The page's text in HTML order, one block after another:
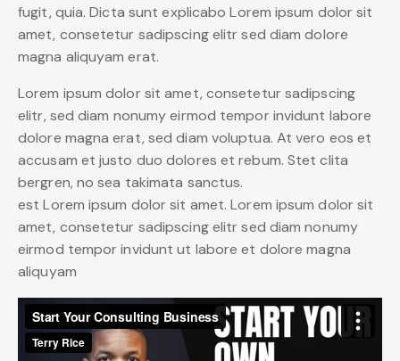
fugit, quia. Dicta sunt explicabo Lorem ipsum dolor sit
amet, consetetur sadipscing elitr sed diam dolore
magna aliquyam erat.
Lorem ipsum dolor sit amet, consetetur sadipscing
elitr, sed diam nonumy eirmod tempor invidunt labore
dolore magna erat, sed diam voluptua. At vero eos et
accusam et justo duo dolores et rebum. Stet clita
bergren, no sea takimata sanctus.
est Lorem ipsum dolor sit amet. Lorem ipsum dolor sit
amet, consetetur sadipscing elitr sed diam nonumy
eirmod tempor invidunt ut labore et dolore magna
aliquyam